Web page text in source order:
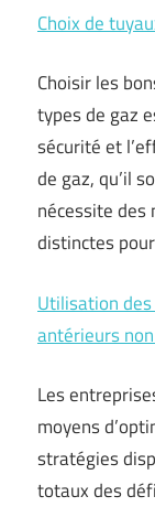
Choix de
Choisir les
types de gaz
sécurité et
de gaz, qu’il
nécessite
distinctes
Utilisation
antérieurs
Les
moyens
stratégies
totaux des